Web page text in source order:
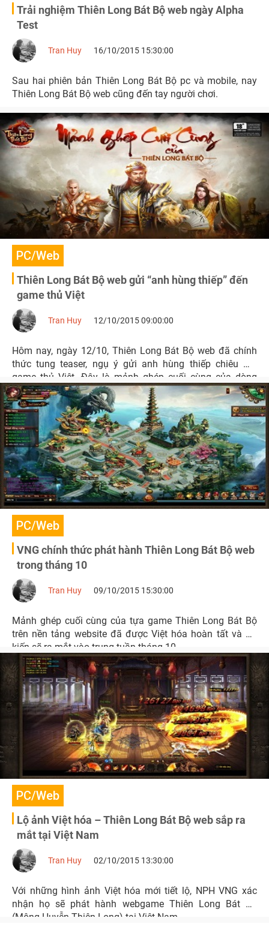
Trải nghiệm Thiên Long Bát Bộ web ngày Alpha
Test
Tran Huy 16/10/2015 15:30:00
Sau hai phiên bản Thiên Long Bát Bộ pc và mobile, nay
Thiên Long Bát Bộ web cũng đến tay người chơi.
PC/Web
Thiên Long Bát Bộ web gửi “anh hùng thiếp” đến
game thủ Việt
Tran Huy 12/10/2015 09:00:00
Hôm nay, ngày 12/10, Thiên Long Bát Bộ web đã chính
thức tung teaser, ngụ ý gửi anh hùng thiếp chiêu mộ
game thủ Việt. Đây là mảnh ghép cuối cùng của dòng
game Thiên Long Bát Bộ do VNG độc quyền phát hành.
PC/Web
VNG chính thức phát hành Thiên Long Bát Bộ web
trong tháng 10
Tran Huy 09/10/2015 15:30:00
Mảnh ghép cuối cùng của tựa game Thiên Long Bát Bộ
trên nền tảng website đã được Việt hóa hoàn tất và dự
kiến sẽ ra mắt vào trung tuần tháng 10.
PC/Web
Lộ ảnh Việt hóa – Thiên Long Bát Bộ web sắp ra
mắt tại Việt Nam
Tran Huy 02/10/2015 13:30:00
Với những hình ảnh Việt hóa mới tiết lộ, NPH VNG xác
nhận họ sẽ phát hành webgame Thiên Long Bát Bộ
(Mộng Huyễn Thiên Long) tại Việt Nam.